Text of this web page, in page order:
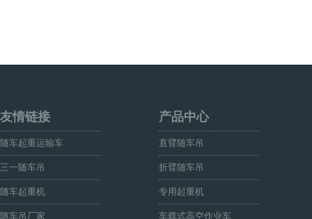
友情链接
随车起重运输车
三一随车吊
随车起重机
随车吊厂家
产品中心
直臂随车吊
折臂随车吊
专用起重机
车载式高空作业车